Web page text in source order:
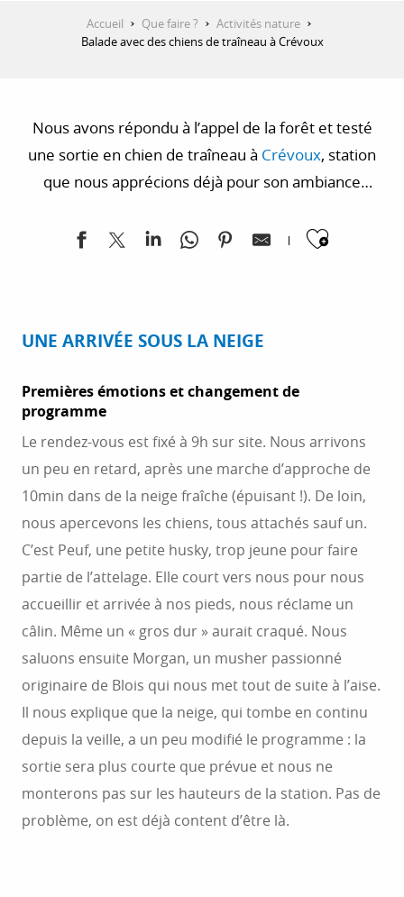
Accueil Que faire ?
Activités nature
Balade avec des chiens de traîneau à Crévoux
Nous avons répondu à l’appel de la forêt et testé
une sortie en chien de traîneau à Crévoux, station
que nous apprécions déjà pour son ambiance
UNE ARRIVÉE SOUS LA NEIGE
Premières émotions et changement de
programme
Le rendez-vous est fixé à 9h sur site. Nous arrivons
un peu en retard, après une marche d’approche de
10min dans de la neige fraîche (épuisant !). De loin,
nous apercevons les chiens, tous attachés sauf un.
C’est Peuf, une petite husky, trop jeune pour faire
partie de l’attelage. Elle court vers nous pour nous
accueillir et arrivée à nos pieds, nous réclame un
câlin. Même un « gros dur » aurait craqué. Nous
saluons ensuite Morgan, un musher passionné
originaire de Blois qui nous met tout de suite à l’aise.
Il nous explique que la neige, qui tombe en continu
depuis la veille, a un peu modifié le programme : la
sortie sera plus courte que prévue et nous ne
monterons pas sur les hauteurs de la station. Pas de
problème, on est déjà content d’être là.